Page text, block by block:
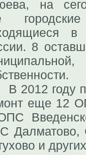
на
в
8
году
еще 12
и